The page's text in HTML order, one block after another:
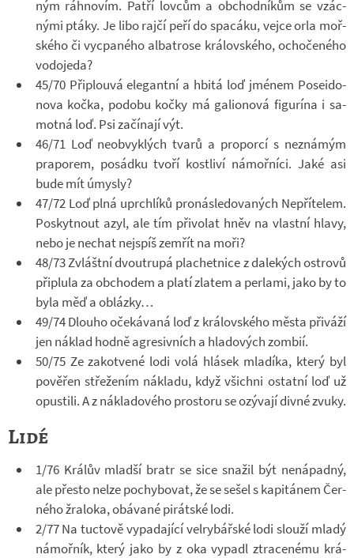
ným ráh­no­vím. Patří lov­cům a ob­chod­ní­kům se vzác­
nými ptáky. Je libo rajčí peří do spa­cáku, vejce orla moř­
ského či vy­cpa­ného al­ba­trose krá­lov­ského, ocho­če­ného
vo­do­jeda?
45/70 Při­plouvá ele­gantní a hbitá loď jmé­nem Po­se­i­do­
nova kočka, po­dobu kočky má ga­li­o­nová fi­gurína i sa­
motná loď. Psi za­čí­nají výt.
46/71 Loď ne­ob­vyk­lých tvarů a pro­porcí s ne­zná­mým
pra­po­rem, po­sádku tvoří kost­liví ná­moř­níci. Jaké asi
bude mít úmysly?
47/72 Loď plná uprch­líků pro­ná­sle­do­va­ných Ne­pří­te­lem.
Po­skyt­nout azyl, ale tím při­vo­lat hněv na vlastní hlavy,
nebo je ne­chat nej­spíš ze­mřít na moři?
48/73 Zvláštní dvou­trupá pla­chet­nice z da­lekých os­t­rovů
při­plula za ob­cho­dem a platí zla­tem a per­lami, jako by to
byla měď a ob­lázky…
49/74 Dlouho oče­ká­vaná loď z krá­lov­ského města při­váží
jen ná­klad hodně agre­siv­ních a hla­do­vých zom­bií.
50/75 Ze za­kot­vené lodi volá hlá­sek mla­díka, který byl
po­vě­řen stře­že­ním ná­kladu, když všichni ostatní loď už
opus­tili. A z ná­kla­do­vého pro­storu se ozý­vají divné zvuky.
Lidé
1/76 Krá­lův mladší bratr se sice sna­žil být ne­ná­padný,
ale přesto nelze po­chy­bo­vat, že se sešel s ka­pi­tá­nem Čer­
ného žra­loka, obá­vané pi­rát­ské lodi.
2/77 Na tuc­tově vy­pa­da­jící velry­bář­ské lodi slouží mladý
ná­moř­ník, který jako by z oka vy­padl ztra­ce­nému krá­